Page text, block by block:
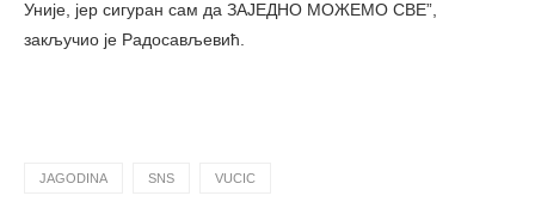
Уније, јер сигуран сам да ЗАЈЕДНО МОЖЕМО СВЕ”,
закључио је Радосављевић.
JAGODINA SNS VUCIC